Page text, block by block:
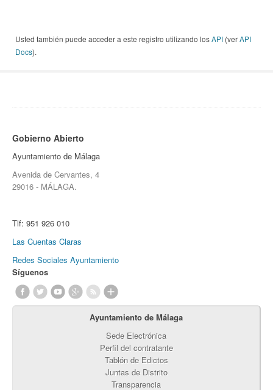
Usted también puede acceder a este registro utilizando losAPI (verAPI
Docs).
Gobierno Abierto
Ayuntamiento de Málaga
Avenida de Cervantes, 4
29016 - MÁLAGA.
Tlf: 951 926 010
Las Cuentas Claras
Redes Sociales Ayuntamiento
Síguenos
Ayuntamiento de Málaga
Sede Electrónica
Perfil del contratante
Tablón de Edictos
Juntas de Distrito
Transparencia